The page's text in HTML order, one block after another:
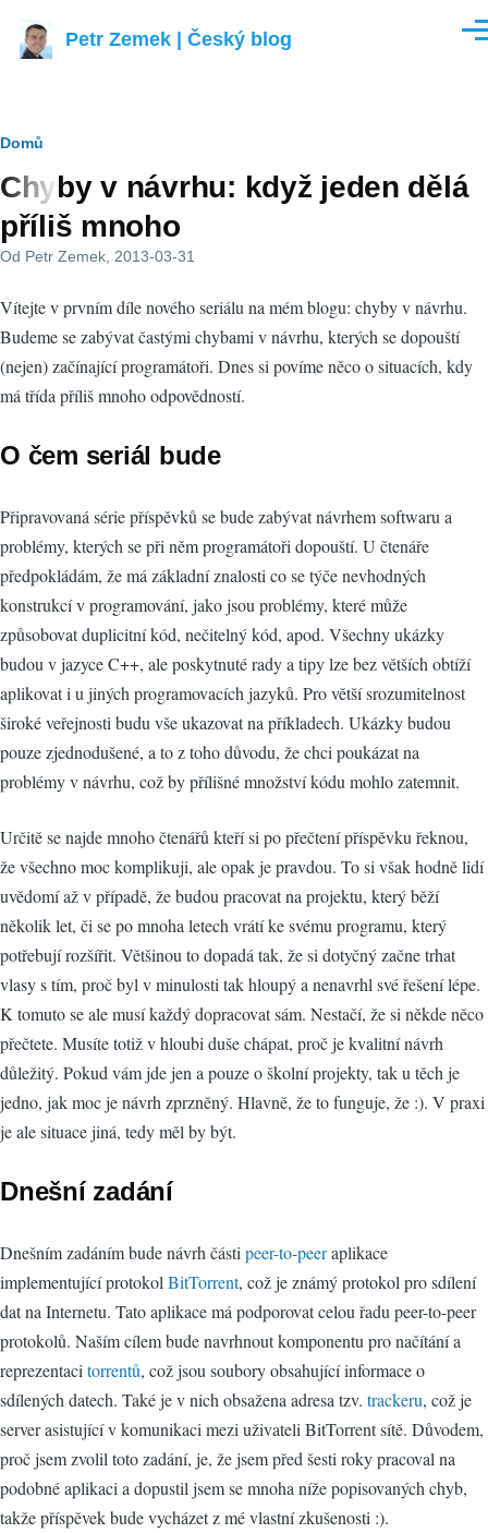
Petr Zemek | Český blog
Drobečková
navigace
Domů
Chyby v návrhu: když jeden dělá
příliš mnoho
Od Petr Zemek , 2013-03-31
Vítejte v prvním díle nového seriálu na mém blogu: chyby v návrhu.
Budeme se zabývat častými chybami v návrhu, kterých se dopouští
(nejen) začínající programátoři. Dnes si povíme něco o situacích, kdy
má třída příliš mnoho odpovědností.
O čem seriál bude
Připravovaná série příspěvků se bude zabývat návrhem softwaru a
problémy, kterých se při něm programátoři dopouští. U čtenáře
předpokládám, že má základní znalosti co se týče nevhodných
konstrukcí v programování, jako jsou problémy, které může
způsobovat duplicitní kód, nečitelný kód, apod. Všechny ukázky
budou v jazyce C++, ale poskytnuté rady a tipy lze bez větších obtíží
aplikovat i u jiných programovacích jazyků. Pro větší srozumitelnost
široké veřejnosti budu vše ukazovat na příkladech. Ukázky budou
pouze zjednodušené, a to z toho důvodu, že chci poukázat na
problémy v návrhu, což by přílišné množství kódu mohlo zatemnit.
Určitě se najde mnoho čtenářů kteří si po přečtení příspěvku řeknou,
že všechno moc komplikuji, ale opak je pravdou. To si však hodně lidí
uvědomí až v případě, že budou pracovat na projektu, který běží
několik let, či se po mnoha letech vrátí ke svému programu, který
potřebují rozšířit. Většinou to dopadá tak, že si dotyčný začne trhat
vlasy s tím, proč byl v minulosti tak hloupý a nenavrhl své řešení lépe.
K tomuto se ale musí každý dopracovat sám. Nestačí, že si někde něco
přečtete. Musíte totiž v hloubi duše chápat, proč je kvalitní návrh
důležitý. Pokud vám jde jen a pouze o školní projekty, tak u těch je
jedno, jak moc je návrh zprzněný. Hlavně, že to funguje, že :). V praxi
je ale situace jiná, tedy měl by být.
Dnešní zadání
Dnešním zadáním bude návrh části peer-to-peeraplikace
implementující protokol BitTorrent, což je známý protokol pro sdílení
dat na Internetu. Tato aplikace má podporovat celou řadu peer-to-peer
protokolů. Naším cílem bude navrhnout komponentu pro načítání a
reprezentaci torrentů, což jsou soubory obsahující informace o
sdílených datech. Také je v nich obsažena adresa tzv. trackeru, což je
server asistující v komunikaci mezi uživateli BitTorrent sítě. Důvodem,
proč jsem zvolil toto zadání, je, že jsem před šesti roky pracoval na
podobné aplikaci a dopustil jsem se mnoha níže popisovaných chyb,
takže příspěvek bude vycházet z mé vlastní zkušenosti :).